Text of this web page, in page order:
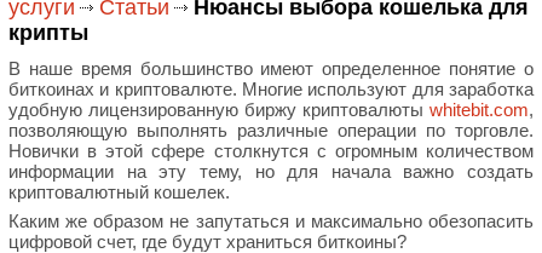
услуги
Статьи
Нюансы выбора кошелька для
крипты
В наше время большинство имеют определенное понятие о
биткоинах и криптовалюте. Многие используют для заработка
удобную лицензированную биржу криптовалюты whitebit.com,
позволяющую выполнять различные операции по торговле.
Новички в этой сфере столкнутся с огромным количеством
информации на эту тему, но для начала важно создать
криптовалютный кошелек.
Каким же образом не запутаться и максимально обезопасить
цифровой счет, где будут храниться биткоины?